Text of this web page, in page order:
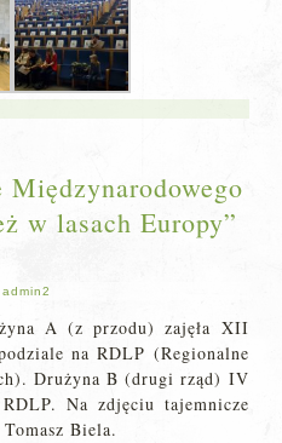
w lasach Europy”
admin2
A (z przodu) zajęła XII
na RDLP (Regionalne
Drużyna B (drugi rząd) IV
Na zdjęciu tajemnicze
Biela.